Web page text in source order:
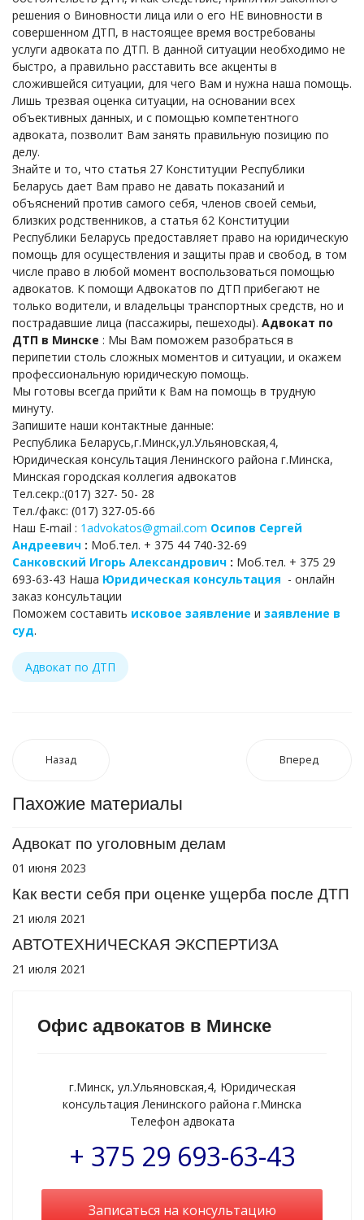
решения о Виновности лица или о его НЕ виновности в
совершенном ДТП, в настоящее время востребованы
услуги адвоката по ДТП. В данной ситуации необходимо не
быстро, а правильно расставить все акценты в
сложившейся ситуации, для чего Вам и нужна наша помощь.
Лишь трезвая оценка ситуации, на основании всех
объективных данных, и с помощью компетентного
адвоката, позволит Вам занять правильную позицию по
делу.
Знайте и то, что статья 27 Конституции Республики
Беларусь дает Вам право не давать показаний и
объяснений против самого себя, членов своей семьи,
близких родственников, а статья 62 Конституции
Республики Беларусь предоставляет право на юридическую
помощь для осуществления и защиты прав и свобод, в том
числе право в любой момент воспользоваться помощью
адвокатов. К помощи Адвокатов по ДТП прибегают не
только водители, и владельцы транспортных средств, но и
пострадавшие лица (пассажиры, пешеходы). Адвокат по
ДТП в Минске : Мы Вам поможем разобраться в
перипетии столь сложных моментов и ситуации, и окажем
профессиональную юридическую помощь.
Мы готовы всегда прийти к Вам на помощь в трудную
минуту.
Запишите наши контактные данные:
Республика Беларусь,г.Минск,ул.Ульяновская,4,
Юридическая консультация Ленинского района г.Минска,
Минская городская коллегия адвокатов
Тел.секр.:(017) 327- 50- 28
Тел./факс: (017) 327-05-66
Наш Е-mail : 1advokatos@gmail.com Осипов Сергей
Андреевич : Моб.тел. + 375 44 740-32-69
Санковский Игорь Александрович : Моб.тел. + 375 29
693-63-43 Наша Юридическая консультация - онлайн
заказ консультации
Поможем составить исковое заявление и заявление в
суд.
Адвокат по ДТП
Назад Вперед
Пахожие материалы
Адвокат по уголовным делам
01 июня 2023
Как вести себя при оценке ущерба после ДТП
21 июля 2021
АВТОТЕХНИЧЕСКАЯ ЭКСПЕРТИЗА
21 июля 2021
Офис адвокатов в Минске
г.Минск, ул.Ульяновская,4, Юридическая
консультация Ленинского района г.Минска
Телефон адвоката
+ 375 29 693-63-43
Записаться на консультацию